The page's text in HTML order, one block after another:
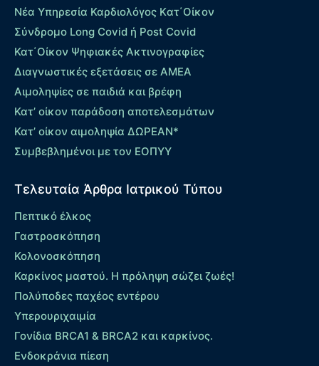
Νέα Υπηρεσία Καρδιολόγος Kατ΄Οίκον
Σύνδρομο Long Covid ή Post Covid
Κατ΄Οίκον Ψηφιακές Ακτινογραφίες
Διαγνωστικές εξετάσεις σε ΑΜΕΑ
Αιμοληψίες σε παιδιά και βρέφη
Κατ’ οίκον παράδοση αποτελεσμάτων
Κατ’ οίκον αιμοληψία ΔΩΡΕΑΝ*
Συμβεβλημένοι με τον ΕΟΠΥΥ
Τελευταία Άρθρα Ιατρικού Τύπου
Πεπτικό έλκος
Γαστροσκόπηση
Κολονοσκόπηση
Καρκίνος μαστού. Η πρόληψη σώζει ζωές!
Πολύποδες παχέος εντέρου
Yπερουριχαιμία
Γονίδια BRCA1 & BRCA2 και καρκίνος.
Ενδοκράνια πίεση